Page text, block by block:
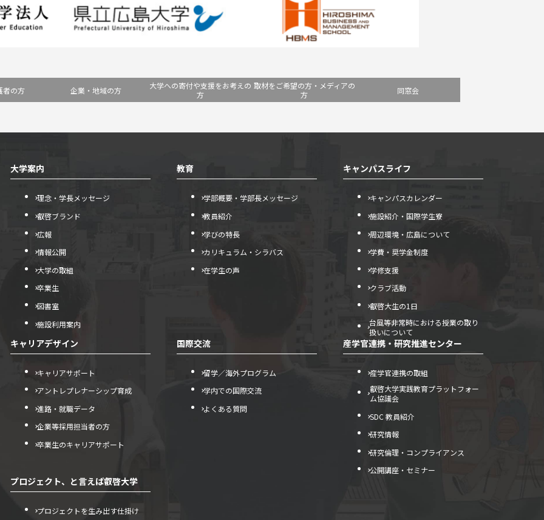
者の方 企業・地域の方
大学への寄付や支援をお考えの
方
取材をご希望の方・メディアの
方
同窓会
大学案内
理念・学長メッセージ
叡啓ブランド
広報
情報公開
大学の取組
卒業生
図書室
施設利用案内
教育
学部概要・学部長メッセージ
教員紹介
学びの特長
カリキュラム・シラバス
在学生の声
キャンパスライフ
キャンパスカレンダー
施設紹介・国際学生寮
周辺環境・広島について
学費・奨学金制度
学修支援
クラブ活動
叡啓大生の1日
台風等非常時における授業の取り
扱いについて
キャリアデザイン
キャリアサポート
アントレプレナーシップ育成
進路・就職データ
企業等採用担当者の方
卒業生のキャリアサポート
国際交流
留学／海外プログラム
学内での国際交流
よくある質問
産学官連携・研究推進センター
産学官連携の取組
叡啓大学実践教育プラットフォー
ム協議会
SDC 教員紹介
研究情報
研究倫理・コンプライアンス
公開講座・セミナー
プロジェクト、と言えば叡啓大学
プロジェクトを生み出す仕掛け